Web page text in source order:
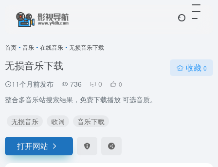
首页 • 音乐 • 在线音乐 • 无损音乐下载
无损音乐下载
11个月前发布 736 0 0
收藏 0
整合多音乐站搜索结果，免费下载播放 可选音质。
无损音乐 歌词 音乐下载
打开网站